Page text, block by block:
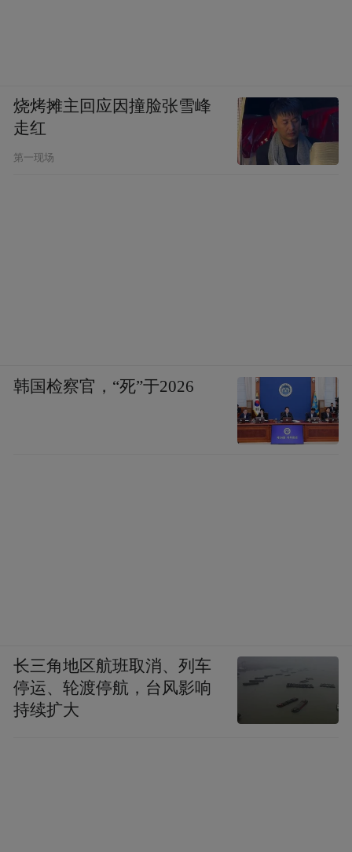
烧烤摊主回应因撞脸张雪峰
走红
第一现场
韩国检察官，“死”于2026
长三角地区航班取消、列车
停运、轮渡停航，台风影响
持续扩大